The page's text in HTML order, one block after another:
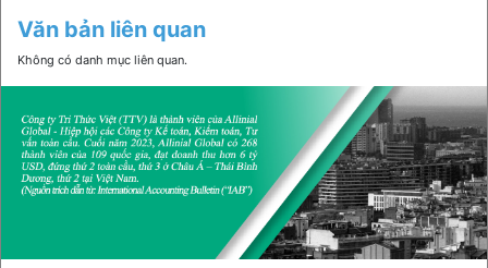
Văn bản liên quan
Không có danh mục liên quan.